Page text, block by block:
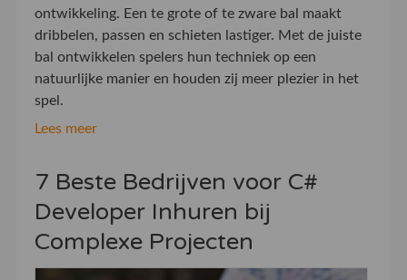
ontwikkeling. Een te grote of te zware bal maakt
dribbelen, passen en schieten lastiger. Met de juiste
bal ontwikkelen spelers hun techniek op een
natuurlijke manier en houden zij meer plezier in het
spel.
Lees meer
7 Beste Bedrijven voor C#
Developer Inhuren bij
Complexe Projecten